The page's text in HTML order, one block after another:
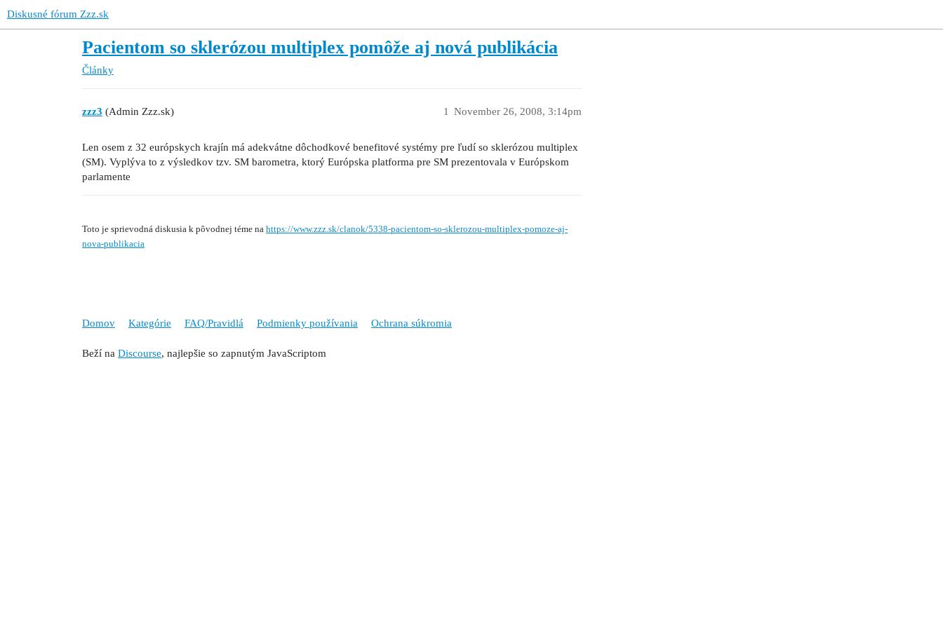
Diskusné fórum Zzz.sk
Pacientom so sklerózou multiplex pomôže aj nová publikácia
Články
zzz3 (Admin Zzz.sk) November 26, 2008, 3:14pm
1
Len osem z 32 európskych krajín má adekvátne dôchodkové benefitové systémy pre ľudí so sklerózou multiplex
(SM). Vyplýva to z výsledkov tzv. SM barometra, ktorý Európska platforma pre SM prezentovala v Európskom
parlamente
Toto je sprievodná diskusia k pôvodnej téme na https://www.zzz.sk/clanok/5338-pacientom-so-sklerozou-multiplex-pomoze-aj-
nova-publikacia
Domov Kategórie FAQ/Pravidlá Podmienky používania Ochrana súkromia
Beží na Discourse, najlepšie so zapnutým JavaScriptom